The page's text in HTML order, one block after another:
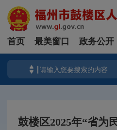
首页 最美窗口 政务公开
鼓楼区2025年“省为